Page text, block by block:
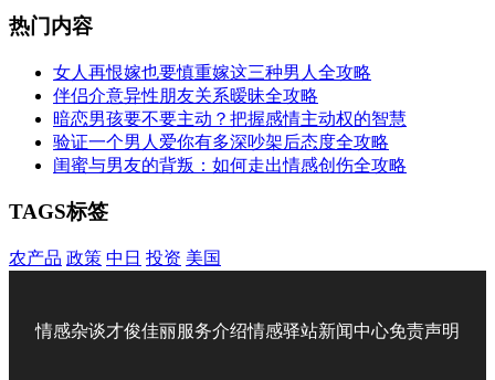
热门内容
女人再恨嫁也要慎重嫁这三种男人全攻略
伴侣介意异性朋友关系暧昧全攻略
暗恋男孩要不要主动？把握感情主动权的智慧
验证一个男人爱你有多深吵架后态度全攻略
闺蜜与男友的背叛：如何走出情感创伤全攻略
TAGS标签
农产品 政策 中日 投资 美国
情感杂谈才俊佳丽服务介绍情感驿站新闻中心免责声明